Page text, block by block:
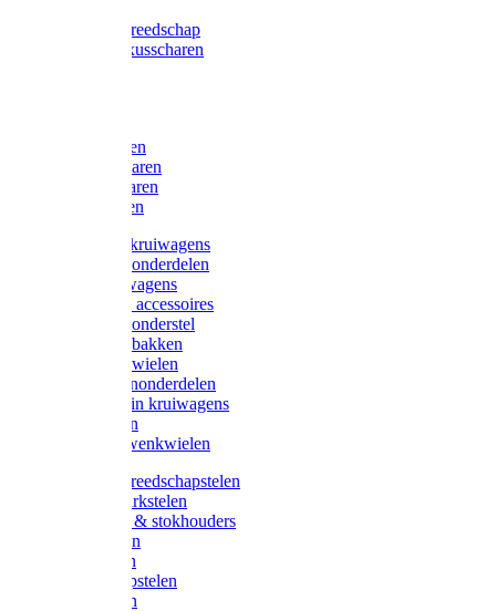
Klussen gereedschap
Gras & buxusscharen
Snoeischaren
Heggenscharen
Takkenscharen
Snoeimessen
Landbouwkruiwagens
Kruiwagenonderdelen
Bouwkruiwagens
Kruiwagen accessoires
Kruiwagenonderstel
Kruiwagenbakken
Kruiwagenwielen
Steekwagenonderdelen
Huis en Tuin kruiwagens
Steekwagen
Bok- en Zwenkwielen
Overige gereedschapstelen
Bezem-/Harkstelen
Handvaten & stokhouders
Hamerstelen
Spadestelen
Graanschopstelen
Schopstelen